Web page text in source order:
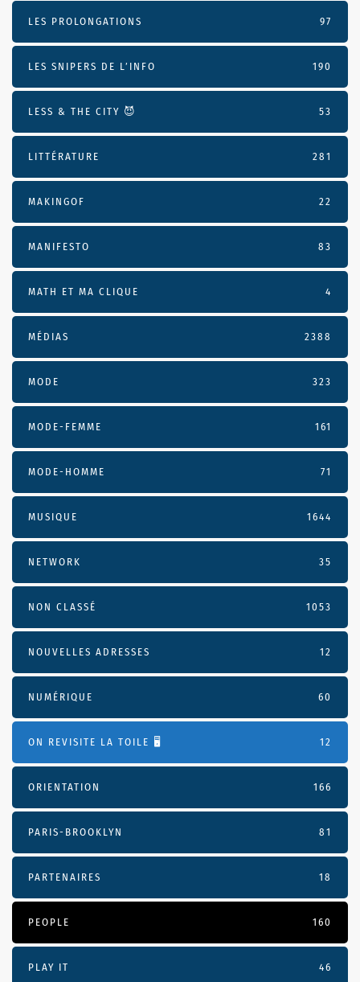
LES PROLONGATIONS 97
LES SNIPERS DE L’INFO 190
LESS & THE CITY 😈 53
LITTÉRATURE 281
MAKINGOF 22
MANIFESTO 83
MATH ET MA CLIQUE 4
MÉDIAS 2388
MODE 323
MODE-FEMME 161
MODE-HOMME 71
MUSIQUE 1644
NETWORK 35
NON CLASSÉ 1053
NOUVELLES ADRESSES 12
NUMÉRIQUE 60
ON REVISITE LA TOILE 🖥️ 12
ORIENTATION 166
PARIS-BROOKLYN 81
PARTENAIRES 18
PEOPLE 160
PLAY IT 46